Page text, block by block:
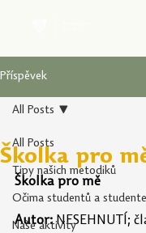
Příspěvek
All Posts
Tipy našich metodiků
Očima studentů a
Naše aktivity
All Posts
Školka pro
Školka pro mě
Autor: NESEHNUTÍ;